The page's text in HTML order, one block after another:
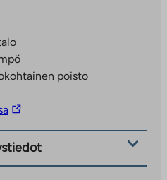
poisto
Linkki
ulkopuoliseen